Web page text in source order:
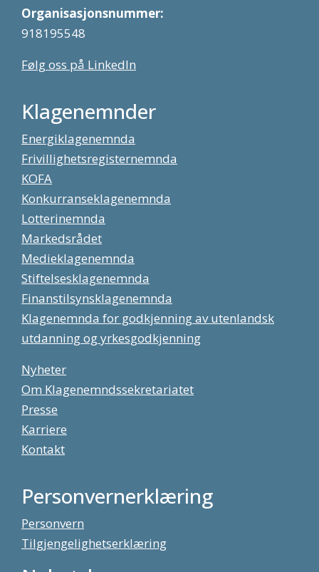
Organisasjonsnummer:
918195548
Følg oss på LinkedIn
Klagenemnder
Energiklagenemnda
Frivillighetsregisternemnda
KOFA
Konkurranseklagenemnda
Lotterinemnda
Markedsrådet
Medieklagenemnda
Stiftelsesklagenemnda
Finanstilsynsklagenemnda
Klagenemnda for godkjenning av utenlandsk
utdanning og yrkesgodkjenning
Nyheter
Om Klagenemndssekretariatet
Presse
Karriere
Kontakt
Personvernerklæring
Personvern
Tilgjengelighetserklæring